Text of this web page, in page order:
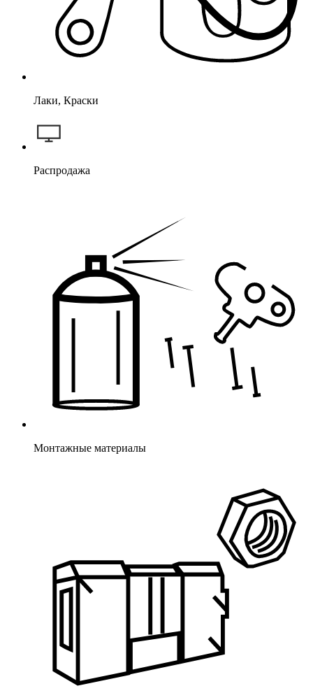
Лаки, Краски
Распродажа
Монтажные материалы